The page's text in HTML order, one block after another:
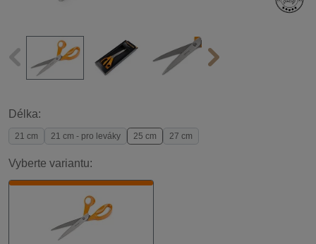
Délka:
21 cm 21 cm - pro leváky 25 cm 27 cm
Vyberte variantu: